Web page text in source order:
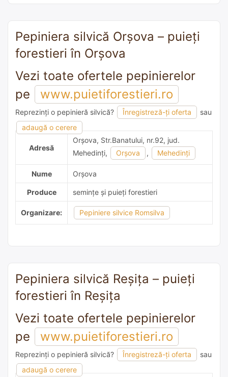
Pepiniera silvică Orşova – puieți
forestieri în Orşova
Vezi toate ofertele pepinierelor
pe
www.puietiforestieri.ro
Reprezinți o pepinieră silvică? Înregistreză-ți oferta
sau
adaugă o cerere
adaugă o recomandare
Adresă
Orşova, Str.Banatului, nr.92, jud.
Mehedinţi,
Orşova , Mehedinţi
Nume Orşova
Produce semințe și puieți forestieri
Organizare: Pepiniere silvice Romsilva
Pepiniera silvică Reşiţa – puieți
forestieri în Reşiţa
Vezi toate ofertele pepinierelor
pe
www.puietiforestieri.ro
Reprezinți o pepinieră silvică? Înregistreză-ți oferta
sau
adaugă o cerere
adaugă o recomandare